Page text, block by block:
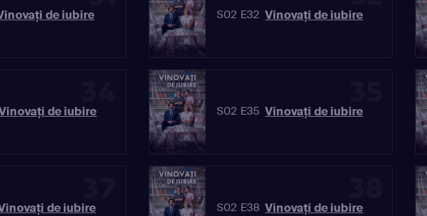
de iubire S02 E32 Vinovaţi de iubire
de iubire S02 E35 Vinovaţi de iubire
de iubire S02 E38 Vinovaţi de iubire